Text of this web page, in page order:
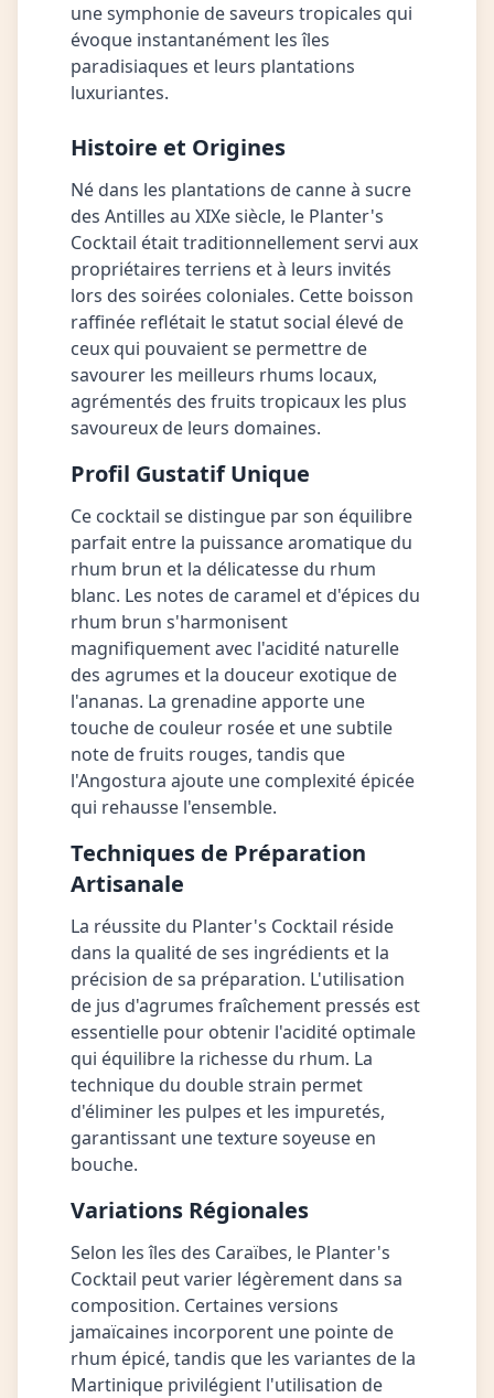
une symphonie de saveurs tropicales qui
évoque instantanément les îles
paradisiaques et leurs plantations
luxuriantes.
Histoire et Origines
Né dans les plantations de canne à sucre
des Antilles au XIXe siècle, le Planter's
Cocktail était traditionnellement servi aux
propriétaires terriens et à leurs invités
lors des soirées coloniales. Cette boisson
raffinée reflétait le statut social élevé de
ceux qui pouvaient se permettre de
savourer les meilleurs rhums locaux,
agrémentés des fruits tropicaux les plus
savoureux de leurs domaines.
Profil Gustatif Unique
Ce cocktail se distingue par son équilibre
parfait entre la puissance aromatique du
rhum brun et la délicatesse du rhum
blanc. Les notes de caramel et d'épices du
rhum brun s'harmonisent
magnifiquement avec l'acidité naturelle
des agrumes et la douceur exotique de
l'ananas. La grenadine apporte une
touche de couleur rosée et une subtile
note de fruits rouges, tandis que
l'Angostura ajoute une complexité épicée
qui rehausse l'ensemble.
Techniques de Préparation
Artisanale
La réussite du Planter's Cocktail réside
dans la qualité de ses ingrédients et la
précision de sa préparation. L'utilisation
de jus d'agrumes fraîchement pressés est
essentielle pour obtenir l'acidité optimale
qui équilibre la richesse du rhum. La
technique du double strain permet
d'éliminer les pulpes et les impuretés,
garantissant une texture soyeuse en
bouche.
Variations Régionales
Selon les îles des Caraïbes, le Planter's
Cocktail peut varier légèrement dans sa
composition. Certaines versions
jamaïcaines incorporent une pointe de
rhum épicé, tandis que les variantes de la
Martinique privilégient l'utilisation de